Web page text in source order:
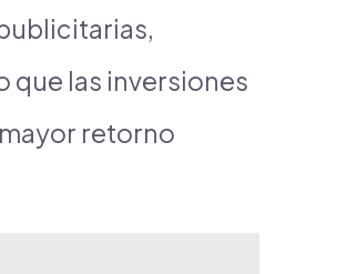
que las inversiones
retorno